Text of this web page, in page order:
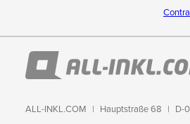
ALL-INKL.COM Hauptstraße 68 D-